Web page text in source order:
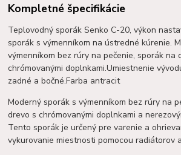
Kompletné špecifikácie
Teplovodný sporák Senko C-20, výkon
sporák s výmenníkom na ústredné kúrenie.
výmenníkom bez rúry na pečenie, sporák na
chrómovanými doplnkami.Umiestnenie
zadné a bočné.Farba antracit
Moderný sporák s výmenníkom bez rúry na
drevo s chrómovanými doplnkami a
Tento sporák je určený pre varenie a
vykurovanie miestnosti pomocou radiátorov